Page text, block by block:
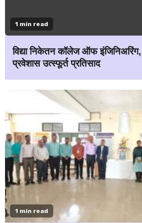
1 min read
विद्या निकेतन कॉलेज ऑफ इंजिनिअरिंग,
प्रवेशास उत्स्फूर्त प्रतिसाद
1 min read